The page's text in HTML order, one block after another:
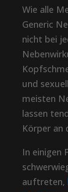
Wie alle
Generic
nicht bei
und
meisten
lassen
Körper an
In einigen
auftreten,